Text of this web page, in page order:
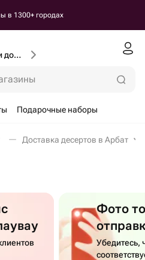
в 1300+ городах
Введите город, улицу и дом доставки
Подарочные наборы
Доставка десертов в Арбат
Фото
Убедитесь,